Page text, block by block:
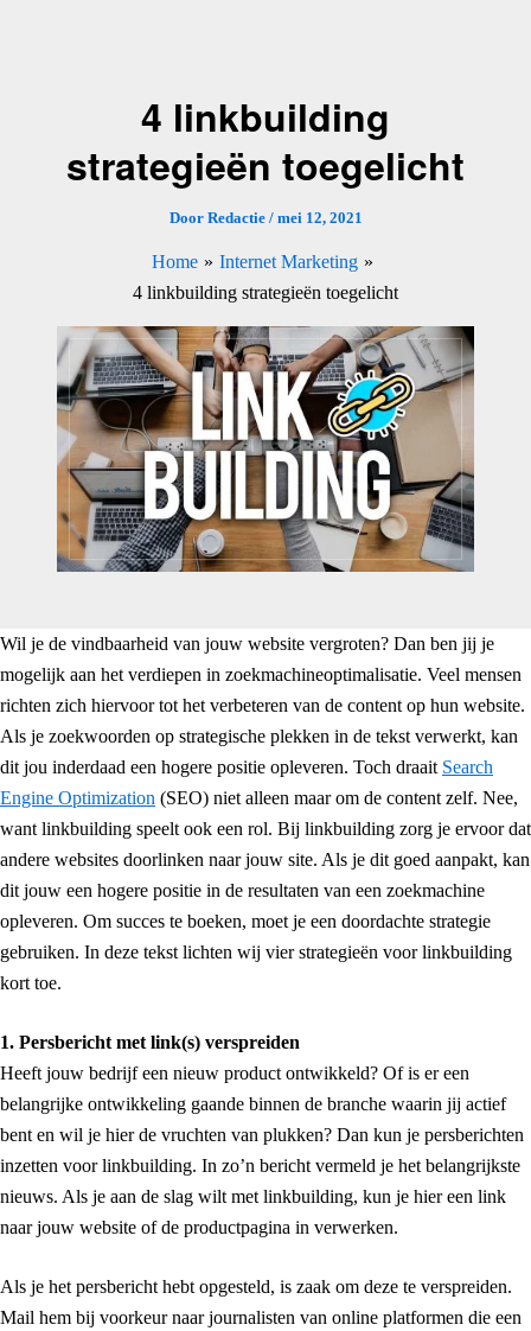
4 linkbuilding
strategieën toegelicht
Door Redactie / mei 12, 2021
Home
Internet Marketing
4 linkbuilding strategieën toegelicht
Wil je de vindbaarheid van jouw website vergroten? Dan ben jij je
mogelijk aan het verdiepen in zoekmachineoptimalisatie. Veel mensen
richten zich hiervoor tot het verbeteren van de content op hun website.
Als je zoekwoorden op strategische plekken in de tekst verwerkt, kan
dit jou inderdaad een hogere positie opleveren. Toch draait Search
Engine Optimization (SEO) niet alleen maar om de content zelf. Nee,
want linkbuilding speelt ook een rol. Bij linkbuilding zorg je ervoor dat
andere websites doorlinken naar jouw site. Als je dit goed aanpakt, kan
dit jouw een hogere positie in de resultaten van een zoekmachine
opleveren. Om succes te boeken, moet je een doordachte strategie
gebruiken. In deze tekst lichten wij vier strategieën voor linkbuilding
kort toe.
1. Persbericht met link(s) verspreiden
Heeft jouw bedrijf een nieuw product ontwikkeld? Of is er een
belangrijke ontwikkeling gaande binnen de branche waarin jij actief
bent en wil je hier de vruchten van plukken? Dan kun je persberichten
inzetten voor linkbuilding. In zo’n bericht vermeld je het belangrijkste
nieuws. Als je aan de slag wilt met linkbuilding, kun je hier een link
naar jouw website of de productpagina in verwerken.
Als je het persbericht hebt opgesteld, is zaak om deze te verspreiden.
Mail hem bij voorkeur naar journalisten van online platformen die een